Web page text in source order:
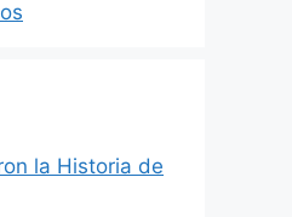
la Historia de